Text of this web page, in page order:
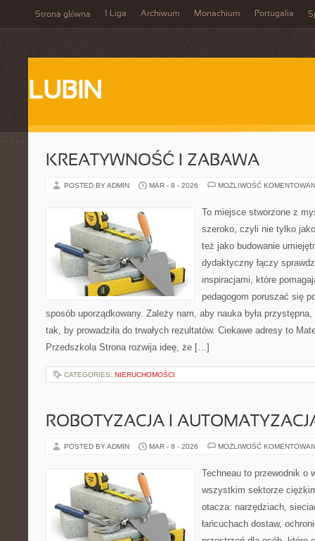
Strona główna 1 Liga Archiwum Monachium Portugalia
LUBIN
KREATYWNOŚĆ I ZABAWA
POSTED BY ADMIN MAR - 8 - 2026 MOŻLIWOŚĆ
To miejsce stworzone z
szeroko, czyli nie tylko
też jako budowanie
dydaktyczny łączy
inspiracjami, które
pedagogom poruszać się
sposób uporządkowany. Zależy nam, aby nauka była
tak, by prowadziła do trwałych rezultatów. Ciekawe adresy to
Przedszkola Strona rozwija ideę, że […]
CATEGORIES: NIERUCHOMOŚCI
ROBOTYZACJA I
POSTED BY ADMIN MAR - 8 - 2026 MOŻLIWOŚĆ
Techneau to przewodnik o
wszystkim sektorze
otacza: narzędziach,
łańcuchach dostaw,